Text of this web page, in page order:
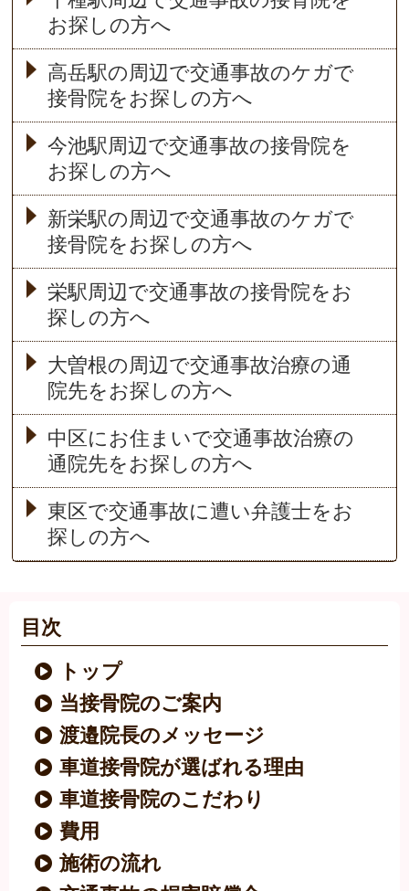
お探しの方へ
高岳駅の周辺で交通事故のケガで
接骨院をお探しの方へ
今池駅周辺で交通事故の接骨院を
お探しの方へ
新栄駅の周辺で交通事故のケガで
接骨院をお探しの方へ
栄駅周辺で交通事故の接骨院をお
探しの方へ
大曽根の周辺で交通事故治療の通
院先をお探しの方へ
中区にお住まいで交通事故治療の
通院先をお探しの方へ
東区で交通事故に遭い弁護士をお
探しの方へ
目次
トップ
当接骨院のご案内
渡邉院長のメッセージ
車道接骨院が選ばれる理由
車道接骨院のこだわり
費用
施術の流れ